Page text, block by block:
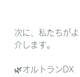
次に、私たちが
介します。
🌿オルトランDX